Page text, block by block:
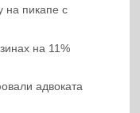
на пикапе с
на 11%
адвоката